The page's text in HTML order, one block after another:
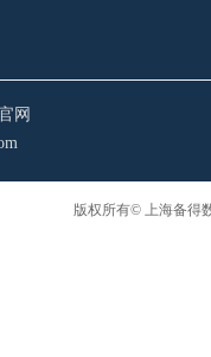
网
版权所有© 上海备得